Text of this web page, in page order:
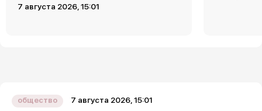
7 августа 2026, 15:01
общество 7 августа 2026, 15:01